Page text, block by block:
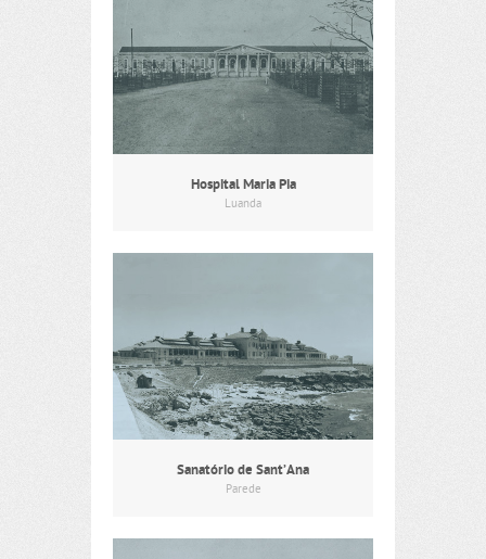
Hospital Maria Pia
Luanda
Sanatório de Sant’Ana
Parede